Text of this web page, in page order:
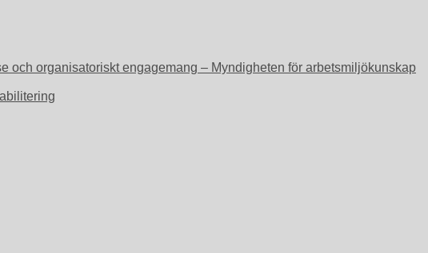
och organisatoriskt engagemang – Myndigheten för arbetsmiljökunskap